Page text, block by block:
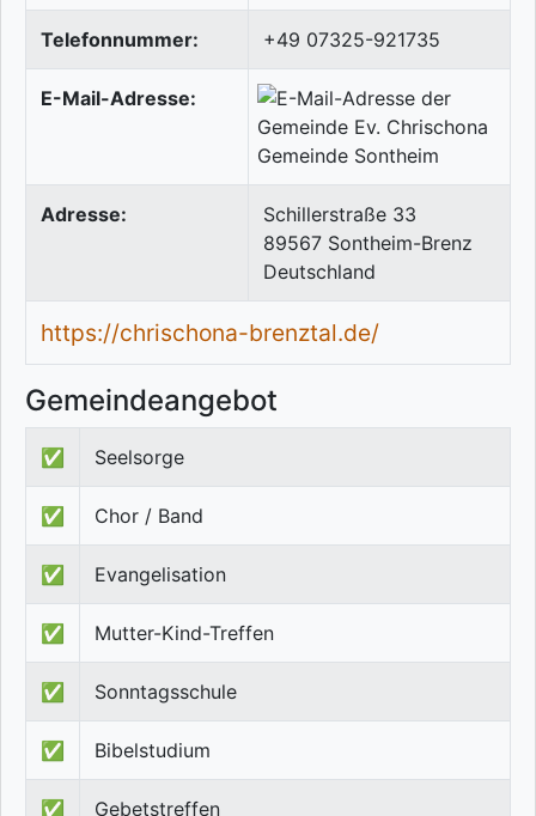
Telefonnummer: +49 07325-921735
E-Mail-Adresse:
Adresse:
Schillerstraße 33
89567 Sontheim-Brenz
Deutschland
https://chrischona-brenztal.de/
Gemeindeangebot
✅ Seelsorge
✅ Chor / Band
✅ Evangelisation
✅ Mutter-Kind-Treffen
✅ Sonntagsschule
✅ Bibelstudium
✅ Gebetstreffen